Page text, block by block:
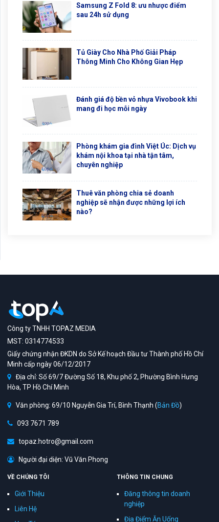
Samsung Z Fold 8: ưu nhược điểm
sau 24h sử dụng
Tủ Giày Cho Nhà Phố Giải Pháp
Thông Minh Cho Không Gian Hẹp
Đánh giá độ bền vỏ nhựa Vivobook khi
mang đi học mỗi ngày
Phòng khám gia đình Việt Úc: Dịch vụ
khám nội khoa tại nhà tận tâm,
chuyên nghiệp
Thuê văn phòng chia sẻ doanh
nghiệp sẽ nhận được những lợi ích
nào?
Công ty TNHH TOPAZ MEDIA
MST: 0314774533
Giấy chứng nhận ĐKDN do Sở Kế hoạch Đầu tư Thành phố Hồ Chí
Minh cấp ngày 06/12/2017
Địa chỉ: Số 69/7 Đường Số 18, Khu phố 2, Phường Bình Hưng
Hòa, TP Hồ Chí Minh
Văn phòng: 69/10 Nguyễn Gia Trí, Bình Thạnh (Bản Đồ)
093 7671 789
topaz.hotro@gmail.com
Người đại diện: Vũ Văn Phong
VỀ CHÚNG TÔI
Giới Thiệu
Liên Hệ
THÔNG TIN CHUNG
Đăng thông tin doanh
nghiệp
Địa Điểm Ăn Uống